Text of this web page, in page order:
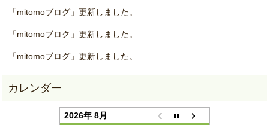
「mitomoブログ」更新しました。
「mitomoブロク」更新しました。
「mitomoブログ」更新しました。
2026年 8月